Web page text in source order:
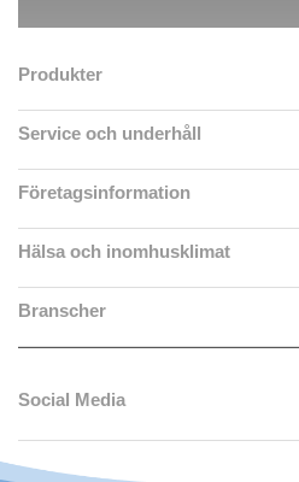
Produkter
Service och underhåll
Företagsinformation
Hälsa och inomhusklimat
Branscher
Social Media